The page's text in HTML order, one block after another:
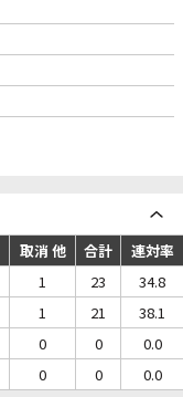
取消 他 合計
連対率
1 23
34.8
1 21
38.1
0 0
0.0
0 0 0.0